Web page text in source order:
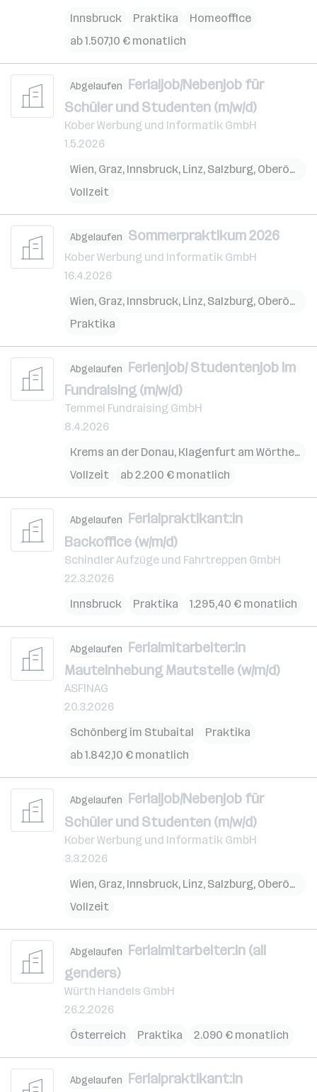
Innsbruck Praktika
Homeoffice
ab 1.507,10 € monatlich
Abgelaufen Ferialjob/Nebenjob für
Schüler und Studenten (m/w/d)
Kober Werbung und Informatik GmbH
1.5.2026
Wien, Graz, Innsbruck, Linz, Salzburg, Oberösterreich
Vollzeit
Abgelaufen Sommerpraktikum 2026
Kober Werbung und Informatik GmbH
16.4.2026
Wien, Graz, Innsbruck, Linz, Salzburg, Oberösterreich
Praktika
Abgelaufen Ferienjob/ Studentenjob im
Fundraising (m/w/d)
Temmel Fundraising GmbH
8.4.2026
Krems an der Donau, Klagenfurt am Wörthersee
Vollzeit
ab 2.200 € monatlich
Abgelaufen Ferialpraktikant:in
Backoffice (w/m/d)
Schindler Aufzüge und Fahrtreppen GmbH
22.3.2026
Innsbruck
Praktika 1.295,40 € monatlich
Abgelaufen Ferialmitarbeiter:in
Mauteinhebung Mautstelle (w/m/d)
ASFINAG
20.3.2026
Schönberg im Stubaital
Praktika
ab 1.842,10 € monatlich
Abgelaufen Ferialjob/Nebenjob für
Schüler und Studenten (m/w/d)
Kober Werbung und Informatik GmbH
3.3.2026
Wien, Graz, Innsbruck, Linz, Salzburg, Oberösterreich
Vollzeit
Abgelaufen Ferialmitarbeiter:in (all
genders)
Würth Handels GmbH
26.2.2026
Österreich
Praktika 2.090 € monatlich
Abgelaufen Ferialpraktikant:in